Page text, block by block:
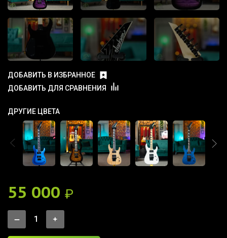
ДОБАВИТЬ В ИЗБРАННОЕ
ДОБАВИТЬ ДЛЯ СРАВНЕНИЯ
ДРУГИЕ ЦВЕТА
55 000 ₽